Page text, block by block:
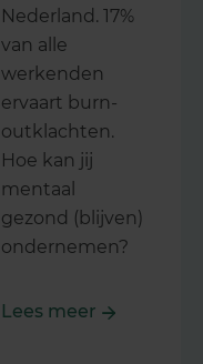
Nederland. 17%
van alle
werkenden
ervaart burn-
outklachten.
Hoe kan jij
mentaal
gezond (blijven)
ondernemen?
Lees meer